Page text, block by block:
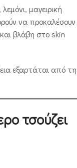
μαγειρική
να προκαλέσουν
βλάβη στο skin
εξαρτάται από τη
τσούζει